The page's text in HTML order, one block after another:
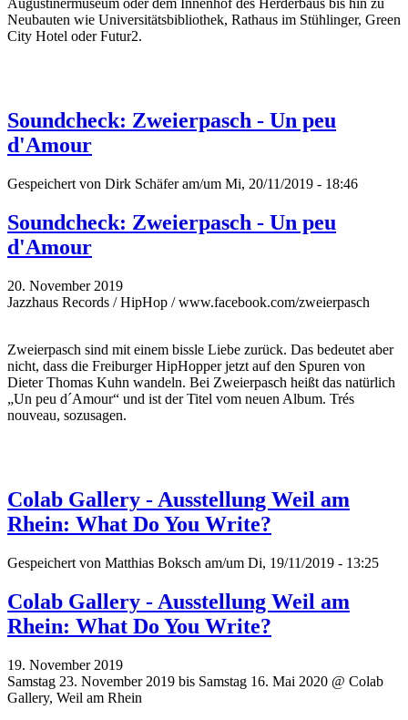
Augustinermuseum oder dem Innenhof des Herderbaus bis hin zu
Neubauten wie Universitätsbibliothek, Rathaus im Stühlinger, Green
City Hotel oder Futur2.
Soundcheck: Zweierpasch - Un peu
d'Amour
Gespeichert von Dirk Schäferam/um Mi, 20/11/2019 - 18:46
Soundcheck: Zweierpasch - Un peu
d'Amour
20. November 2019
Jazzhaus Records / HipHop / www.facebook.com/zweierpasch
Zweierpasch sind mit einem bissle Liebe zurück. Das bedeutet aber
nicht, dass die Freiburger HipHopper jetzt auf den Spuren von
Dieter Thomas Kuhn wandeln. Bei Zweierpasch heißt das natürlich
„Un peu d´Amour“ und ist der Titel vom neuen Album. Trés
nouveau, sozusagen.
Colab Gallery - Ausstellung Weil am
Rhein: What Do You Write?
Gespeichert von Matthias Boksch am/um Di, 19/11/2019 - 13:25
Colab Gallery - Ausstellung Weil am
Rhein: What Do You Write?
19. November 2019
Samstag 23. November 2019 bis Samstag 16. Mai 2020 @ Colab
Gallery, Weil am Rhein